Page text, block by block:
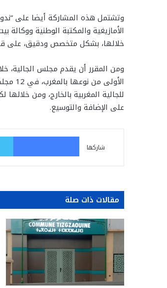
وتشتمل هذه المشاركة أيضا على
الأمازيغية والمكتبة الوطنية
خلالها، بشكل متخصص ودقيق، على
ومن المقرر أن يقدم مجلس الجالية،
على الإضافة والتوسيع.
شاركها
فيسبوك
مقالات ذات صلة